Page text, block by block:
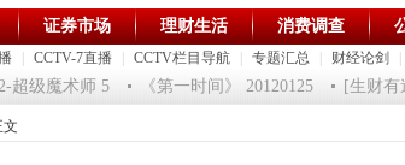
CCTV-7直播 CCTV栏目导航 专题汇总 财经论剑
证券市场 理财生活 消费调查
级魔术师 5 《第一时间》 20120125 [生财有
文